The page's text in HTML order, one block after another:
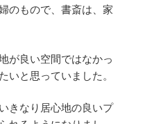
のもので、書斎は、家
が良い空間ではなかっ
いと思っていました。
きなり居心地の良いプ